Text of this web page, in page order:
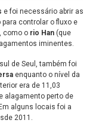
e foi necessário abrir as
controlar o fluxo e
como o rio Han (que
iminentes.
de Seul, também foi
enquanto o nível da
era de 11,03
alagamento perto de
alguns locais foi a
2011.